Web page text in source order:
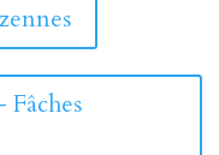
Fâches